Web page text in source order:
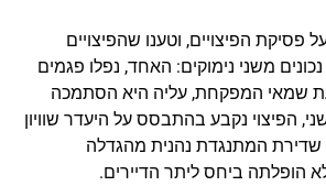
פסיקת הפיצויים, וטענו שהפיצויים
משני נימוקים: האחד, נפלו פגמים
שמאי המפקחת, עליה היא הסתמכה
הפיצוי נקבע בהתבסס על היעדר שוויון
המתנגדת נהנית מהגדלה
הופלתה ביחס ליתר הדיירים.